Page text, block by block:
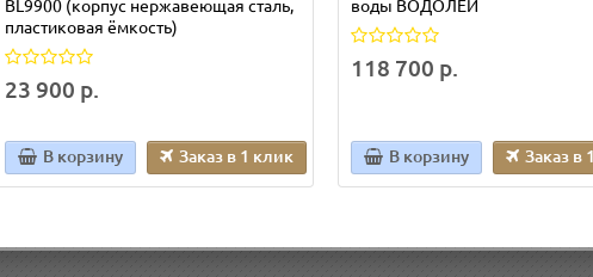
BL9900 (корпус нержавеющая сталь,
пластиковая ёмкость)
23 900 р.
В корзину Заказ в 1 клик
воды ВОДОЛЕЙ
118 700 р.
В корзину Заказ в